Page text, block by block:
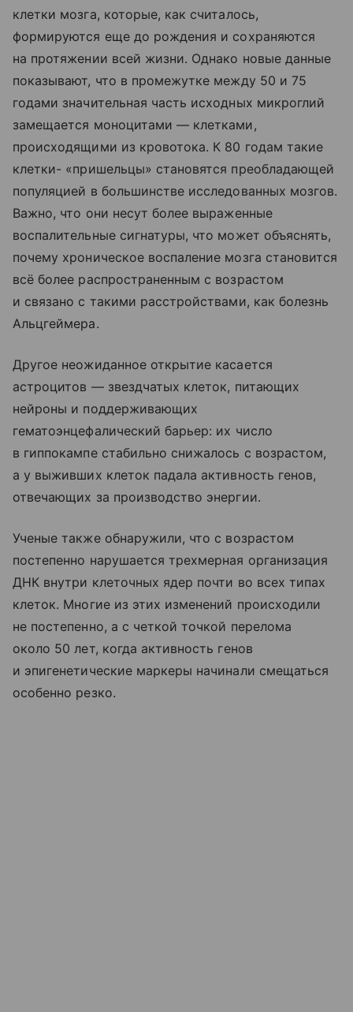
клетки мозга, которые, как считалось,
формируются еще до рождения и сохраняются
на протяжении всей жизни. Однако новые данные
показывают, что в промежутке между 50 и 75
годами значительная часть исходных микроглий
замещается моноцитами — клетками,
происходящими из кровотока. К 80 годам такие
клетки- «пришельцы» становятся преобладающей
популяцией в большинстве исследованных мозгов.
Важно, что они несут более выраженные
воспалительные сигнатуры, что может объяснять,
почему хроническое воспаление мозга становится
всё более распространенным с возрастом
и связано с такими расстройствами, как болезнь
Альцгеймера.
Другое неожиданное открытие касается
астроцитов — звездчатых клеток, питающих
нейроны и поддерживающих
гематоэнцефалический барьер: их число
в гиппокампе стабильно снижалось с возрастом,
а у выживших клеток падала активность генов,
отвечающих за производство энергии.
Ученые также обнаружили, что с возрастом
постепенно нарушается трехмерная организация
ДНК внутри клеточных ядер почти во всех типах
клеток. Многие из этих изменений происходили
не постепенно, а с четкой точкой перелома
около 50 лет, когда активность генов
и эпигенетические маркеры начинали смещаться
особенно резко.